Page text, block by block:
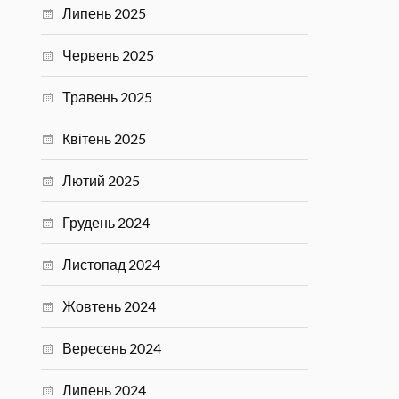
Липень 2025
Червень 2025
Травень 2025
Квітень 2025
Лютий 2025
Грудень 2024
Листопад 2024
Жовтень 2024
Вересень 2024
Липень 2024